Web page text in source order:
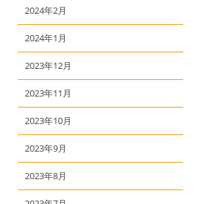
2024年2月
2024年1月
2023年12月
2023年11月
2023年10月
2023年9月
2023年8月